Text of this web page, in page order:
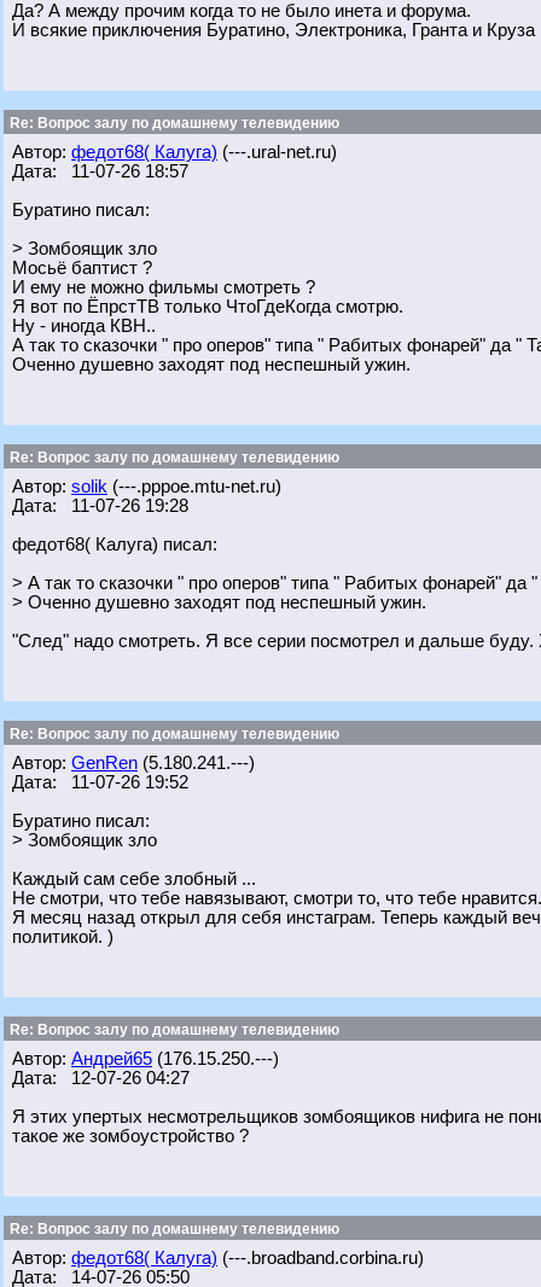
Да? А между прочим когда то не было инета и форума.
И всякие приключения Буратино, Электроника, Гранта и
Re: Вопрос залу по домашнему телевидению
Автор: федот68( Калуга) (---.ural-net.ru)
Дата: 11-07-26 18:57
Буратино писал:
> Зомбоящик зло
Мосьё баптист ?
И ему не можно фильмы смотреть ?
Я вот по ЁпрстТВ только ЧтоГдеКогда смотрю.
Ну - иногда КВН..
А так то сказочки " про оперов" типа " Рабитых фонарей" да "
Оченно душевно заходят под неспешный ужин.
Re: Вопрос залу по домашнему телевидению
Автор: solik (---.pppoe.mtu-net.ru)
Дата: 11-07-26 19:28
федот68( Калуга) писал:
> А так то сказочки " про оперов" типа " Рабитых фонарей" да
> Оченно душевно заходят под неспешный ужин.
"След" надо смотреть. Я все серии посмотрел и дальше буду.
Re: Вопрос залу по домашнему телевидению
Автор: GenRen (5.180.241.---)
Дата: 11-07-26 19:52
Буратино писал:
> Зомбоящик зло
Каждый сам себе злобный ...
Не смотри, что тебе навязывают, смотри то, что тебе
Я месяц назад открыл для себя инстаграм. Теперь каждый
политикой. )
Re: Вопрос залу по домашнему телевидению
Автор: Андрей65 (176.15.250.---)
Дата: 12-07-26 04:27
Я этих упертых несмотрельщиков зомбоящиков нифига не
такое же зомбоустройство ?
Re: Вопрос залу по домашнему телевидению
Автор: федот68( Калуга) (---.broadband.corbina.ru)
Дата: 14-07-26 05:50